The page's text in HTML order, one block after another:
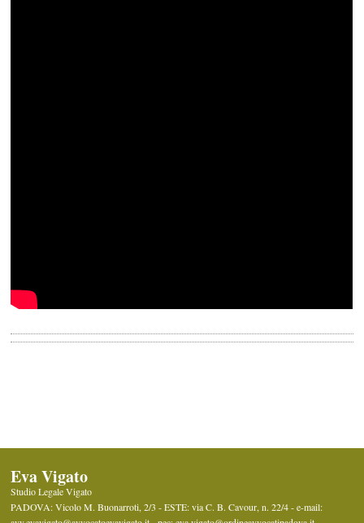
Eva Vigato
Studio Legale Vigato
PADOVA: Vicolo M. Buonarroti, 2/3 - ESTE: via C. B. Cavour, n. 22/4 -e-mail: